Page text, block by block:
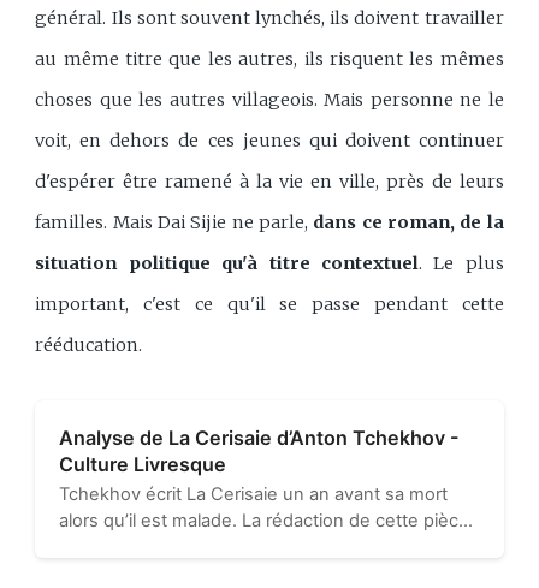
général. Ils sont souvent lynchés, ils doivent travailler
au même titre que les autres, ils risquent les mêmes
choses que les autres villageois. Mais personne ne le
voit, en dehors de ces jeunes qui doivent continuer
d'espérer être ramené à la vie en ville, près de leurs
familles. Mais Dai Sijie ne parle, dans ce roman, de la
situation politique qu'à titre contextuel. Le plus
important, c'est ce qu'il se passe pendant cette
rééducation.
Analyse de La Cerisaie d’Anton Tchekhov -
Culture Livresque
Tchekhov écrit La Cerisaie un an avant sa mort
alors qu’il est malade. La rédaction de cette pièce